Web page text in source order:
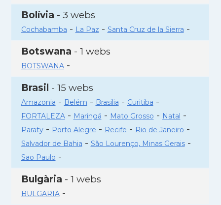
Bolívia - 3 webs
Cochabamba - La Paz - Santa Cruz de la Sierra -
Botswana - 1 webs
BOTSWANA-
Brasil - 15 webs
Amazonia - Belém - Brasilia - Curitiba -
FORTALEZA- Maringá - Mato Grosso - Natal -
Paraty- Porto Alegre - Recife - Rio de Janeiro -
Salvador de Bahia - São Lourenço, Minas Gerais-
Sao Paulo -
Bulgària - 1 webs
BULGARIA-